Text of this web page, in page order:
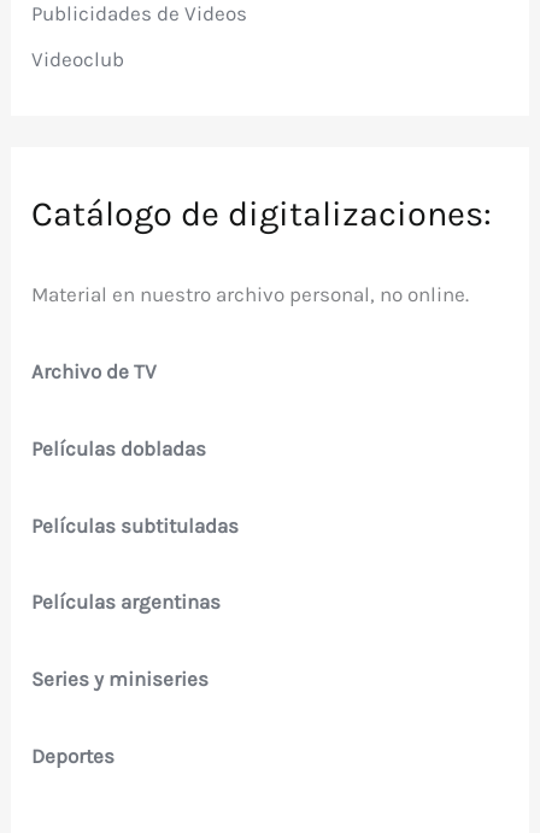
Publicidades de Videos
Videoclub
Catálogo de digitalizaciones:
Material en nuestro archivo personal, no online.
Archivo de TV
Películas dobladas
Películas subtituladas
Películas argentinas
Series y miniseries
Deportes